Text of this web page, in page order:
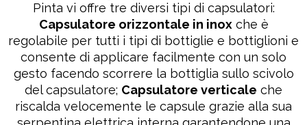
Pinta vi offre tre diversi tipi di capsulatori:
Capsulatore orizzontale in inoxche è
regolabile per tutti i tipi di bottiglie e bottiglioni e
consente di applicare facilmente con un solo
gesto facendo scorrere la bottiglia sullo scivolo
del capsulatore; Capsulatore verticale che
riscalda velocemente le capsule grazie alla sua